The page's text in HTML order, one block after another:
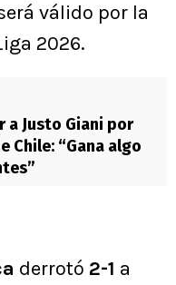
válido por la
2026.
a Justo Giani por
Chile: “Gana algo
derrotó 2-1 a